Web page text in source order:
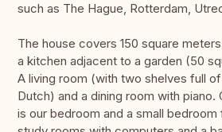
such as The Hague, Rotterdam,
The house covers 150 square
a kitchen adjacent to a garden (50
A living room (with two shelves full
Dutch) and a dining room with
is our bedroom and a small